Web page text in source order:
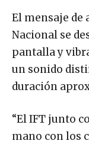
El mensaje de
Nacional se
pantalla y
un sonido
duración
“El IFT junto
mano con los